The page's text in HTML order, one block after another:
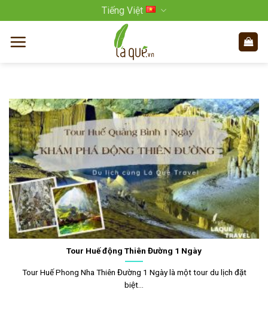
qua
nội
Tiếng Việt
Tour Huế động Thiên Đường 1 Ngày
Tour Huế Phong Nha Thiên Đường 1 Ngày là một tour du lịch đặt
biệt...